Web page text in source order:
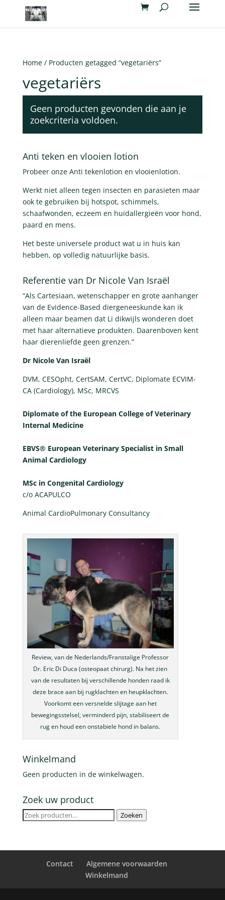
Home/ Producten getagged “vegetariërs”
vegetariërs
Geen producten gevonden die aan je
zoekcriteria voldoen.
Anti teken en vlooien lotion
Probeer onze Anti tekenlotion en vlooienlotion.
Werkt niet alleen tegen insecten en parasieten maar
ook te gebruiken bij hotspot, schimmels,
schaafwonden, eczeem en huidallergieën voor hond,
paard en mens.
Het beste universele product wat u in huis kan
hebben, op volledig natuurlijke basis.
Referentie van Dr Nicole Van Israël
“Als Cartesiaan, wetenschapper en grote aanhanger
van de Evidence-Based diergeneeskunde kan ik
alleen maar beamen dat Li dikwijls wonderen doet
met haar alternatieve produkten. Daarenboven kent
haar dierenliefde geen grenzen.”
Dr Nicole Van Israël
DVM, CESOpht, CertSAM, CertVC, Diplomate ECVIM-
CA (Cardiology), MSc, MRCVS
Diplomate of the European College of Veterinary
Internal Medicine
EBVS® European Veterinary Specialist in Small
Animal Cardiology
MSc in Congenital Cardiology
c/o ACAPULCO
Animal CardioPulmonary Consultancy
Review, van de Nederlands/Franstalige Professor
Dr. Eric Di Duca (osteopaat chirurg). Na het zien
van de resultaten bij verschillende honden raad ik
deze brace aan bij rugklachten en heupklachten.
Voorkomt een versnelde slijtage aan het
bewegingsstelsel, verminderd pijn, stabiliseert de
rug en houd een onstabiele hond in balans.
Winkelmand
Geen producten in de winkelwagen.
Zoek uw product
Zoeken
Zoeken
Contact
Algemene voorwaarden
Winkelmand